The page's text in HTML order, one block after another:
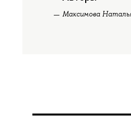
Максимова